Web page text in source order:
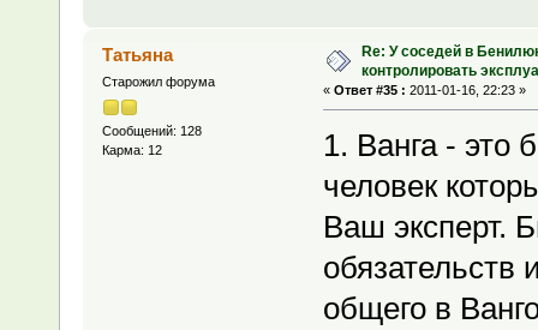
Татьяна
Старожил форума
Сообщений: 128
Карма: 12
Re: У соседей в
контролировать
« Ответ #35 : 2011-01-16, 22:23 »
1. Ванга - это
человек
Ваш эксперт.
обязательств
общего в